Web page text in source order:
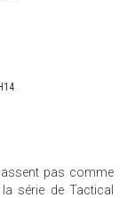
pas comme
série de Tactical